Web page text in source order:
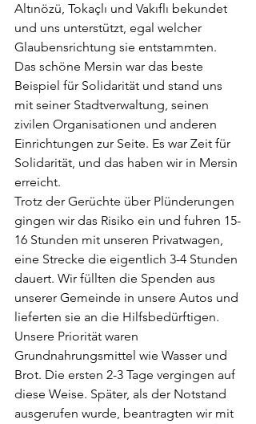
Altınözü, Tokaçlı und Vakıflı bekundet
und uns unterstützt, egal welcher
Glaubensrichtung sie entstammten.
Das schöne Mersin war das beste
Beispiel für Solidarität und stand uns
mit seiner Stadtverwaltung, seinen
zivilen Organisationen und anderen
Einrichtungen zur Seite. Es war Zeit für
Solidarität, und das haben wir in Mersin
erreicht.
Trotz der Gerüchte über Plünderungen
gingen wir das Risiko ein und fuhren 15-
16 Stunden mit unseren Privatwagen,
eine Strecke die eigentlich 3-4 Stunden
dauert. Wir füllten die Spenden aus
unserer Gemeinde in unsere Autos und
lieferten sie an die Hilfsbedürftigen.
Unsere Priorität waren
Grundnahrungsmittel wie Wasser und
Brot. Die ersten 2-3 Tage vergingen auf
diese Weise. Später, als der Notstand
ausgerufen wurde, beantragten wir mit